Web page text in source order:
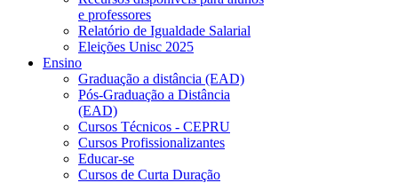
e professores
Relatório de Igualdade Salarial
Eleições Unisc 2025
Ensino
Graduação a distância (EAD)
Pós-Graduação a Distância
(EAD)
Cursos Técnicos - CEPRU
Cursos Profissionalizantes
Educar-se
Cursos de Curta Duração